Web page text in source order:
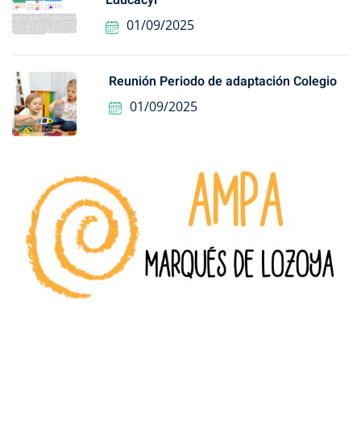
01/09/2025
Reunión Periodo de adaptación Colegio
01/09/2025